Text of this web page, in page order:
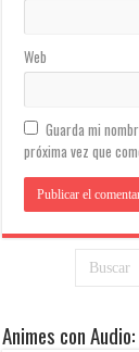
Web
Guarda mi
próxima vez que
Animes con Audio: